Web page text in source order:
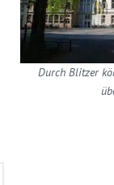
Durch Blitzer